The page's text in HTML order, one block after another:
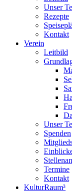
Unser
Rezepte
Kontakt
Verein
Leitbild
Unser
Spenden
Termine
Kontakt
KulturRaum³